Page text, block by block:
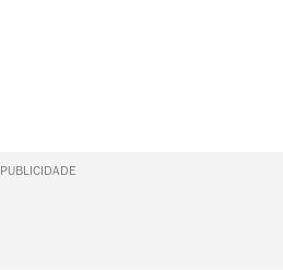
PUBLICIDADE